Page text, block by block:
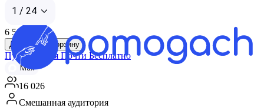
1 / 24
6 500
Добавить в корзину
Путешествия Почти Бесплатно
Max
16 026
Смешанная аудитория